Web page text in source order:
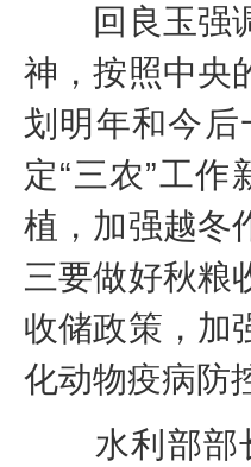
回良玉强调
神，按照中央
划明年和今后
定“三农”工
植，加强越冬
三要做好秋粮
收储政策，加
化动物疫病防
水利部部长